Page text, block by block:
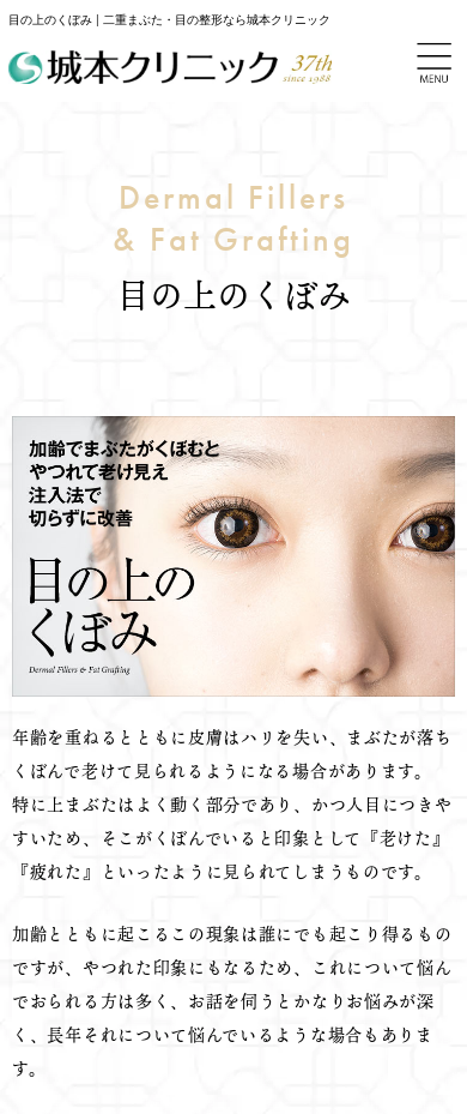
目の上のくぼみ | 二重まぶた・目の整形なら城本クリニック
Dermal Fillers
& Fat Grafting
目の上のくぼみ
年齢を重ねるとともに皮膚はハリを失い、まぶたが落ち
くぼんで老けて見られるようになる場合があります。
特に上まぶたはよく動く部分であり、かつ人目につきや
すいため、そこがくぼんでいると印象として『老けた』
『疲れた』といったように見られてしまうものです。
加齢とともに起こるこの現象は誰にでも起こり得るもの
ですが、やつれた印象にもなるため、これについて悩ん
でおられる方は多く、お話を伺うとかなりお悩みが深
く、長年それについて悩んでいるような場合もありま
す。